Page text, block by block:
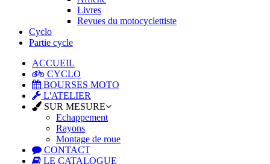
Livres
Revues du motocyclettiste
Cyclo
Partie cycle
ACCUEIL
CYCLO
BOURSES MOTO
L'ATELIER
SUR MESURE
Echappement
Rayons
Montage de roue
CONTACT
LE CATALOGUE